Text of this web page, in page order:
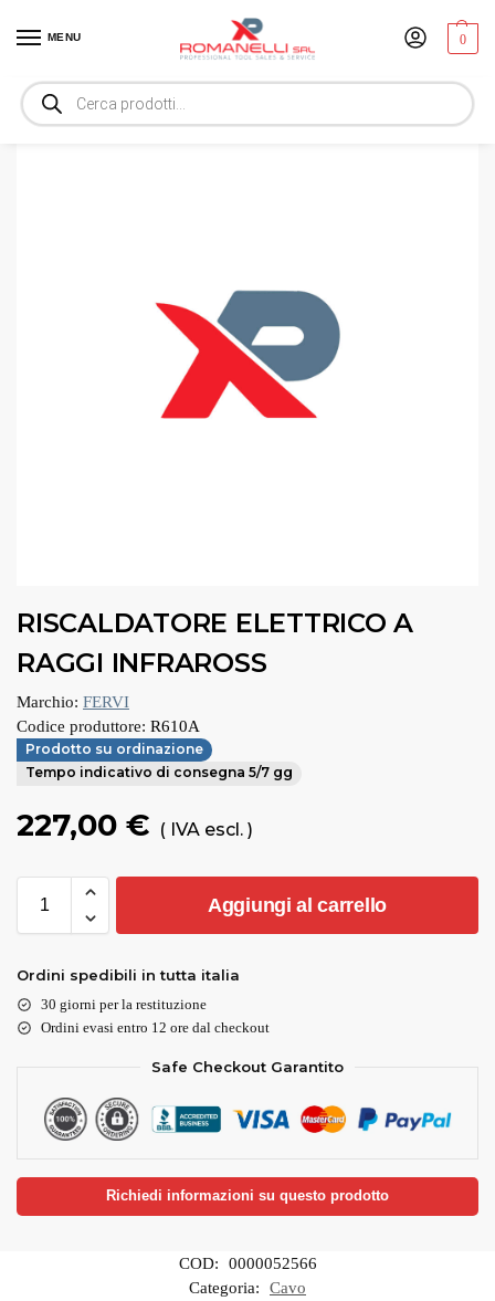
MENU 0
Home / Utensili / Cavo /
RISCALDATORE ELETTRICO A
RAGGI INFRAROSS
Marchio: FERVI
Codice produttore: R610A
Prodotto su ordinazione
Tempo indicativo di consegna 5/7 gg
227,00 € ( IVA escl. )
Aggiungi al carrello
Ordini spedibili in tutta italia
30 giorni per la restituzione
Ordini evasi entro 12 ore dal checkout
Safe Checkout Garantito
Richiedi informazioni su questo prodotto
COD:
0000052566
Categoria:
Cavo